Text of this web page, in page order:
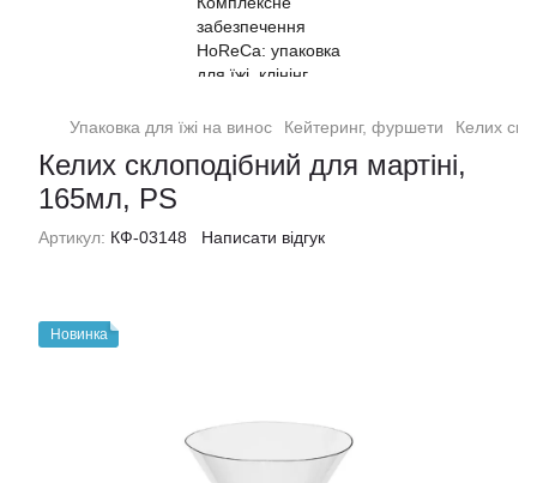
Упаковка для їжі на винос Кейтеринг, фуршети Келих
Келих склоподібний для мартіні,
165мл, PS
Артикул: КФ-03148 Написати відгук
Новинка